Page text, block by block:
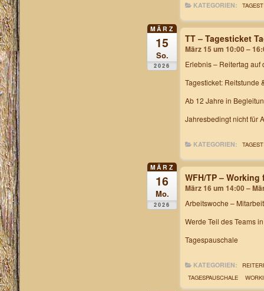
KATEGORIEN:
MÄRZ
15
So.
2026
TT – Tagesticket
März 15 um 10:00 –
Erlebnis – Reitertag auf
Tagesticket: Reitstunde
Ab 12 Jahre in
Jahresbedingt nicht für
KATEGORIEN:
MÄRZ
16
Mo.
2026
WFH/TP –
März 16 um 14:00 –
Arbeitswoche –
Werde Teil des Teams
Tagespauschale
KATEGORIEN:
TAGESPAUSCHALE